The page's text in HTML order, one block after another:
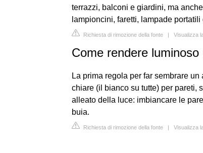
terrazzi, balconi e giardini, ma
lampioncini, faretti, lampade
Richiesta di rimozione della fonte | Visualizza
Come rendere
La prima regola per far sembrare
chiare (il bianco su tutte) per pareti,
alleato della luce: imbiancare le
buia.
Richiesta di rimozione della fonte | Visualizza